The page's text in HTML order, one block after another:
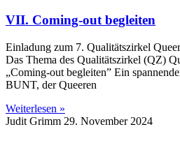
VII. Coming-out begleiten
Einladung zum 7. Qualitätszirkel
Das Thema des Qualitätszirkel (QZ)
„Coming-out begleiten” Ein
BUNT, der Queeren
Weiterlesen »
Judit Grimm 29. November 2024